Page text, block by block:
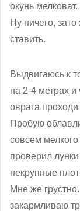
окунь
Ну ничего,
ставить.
Выдвигаюсь к
на 2-4 метрах и
оврага
Пробую
совсем
проверил
некрупные
Мне же
закармливаю